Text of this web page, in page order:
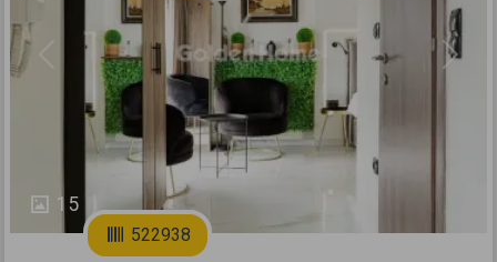
15
Previous Next
522938